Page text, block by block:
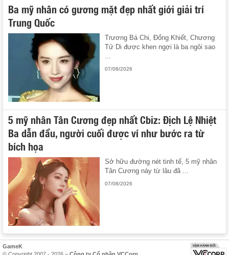
Ba mỹ nhân có gương mặt đẹp nhất giới giải trí
Trung Quốc
Trương Bá Chi, Đổng Khiết, Chương
Tử Di được khen ngợi là ba ngôi sao
07/08/2026
5 mỹ nhân Tân Cương đẹp nhất Cbiz: Địch Lệ Nhiệt
Ba dẫn đầu, người cuối được ví như bước ra từ
bích họa
Sở hữu đường nét tinh tế, 5 mỹ nhân
Tân Cương này từ lâu đã ...
07/08/2026
GameK